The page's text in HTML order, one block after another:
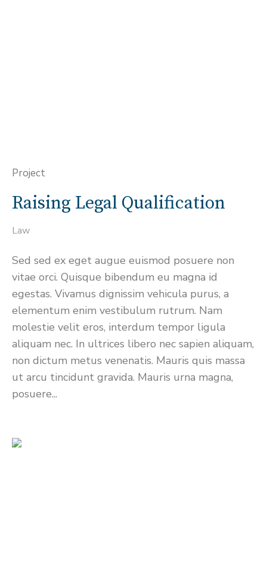
Project
Raising Legal Qualification
Law
Sed sed ex eget augue euismod posuere non
vitae orci. Quisque bibendum eu magna id
egestas. Vivamus dignissim vehicula purus, a
elementum enim vestibulum rutrum. Nam
molestie velit eros, interdum tempor ligula
aliquam nec. In ultrices libero nec sapien aliquam,
non dictum metus venenatis. Mauris quis massa
ut arcu tincidunt gravida. Mauris urna magna,
posuere...